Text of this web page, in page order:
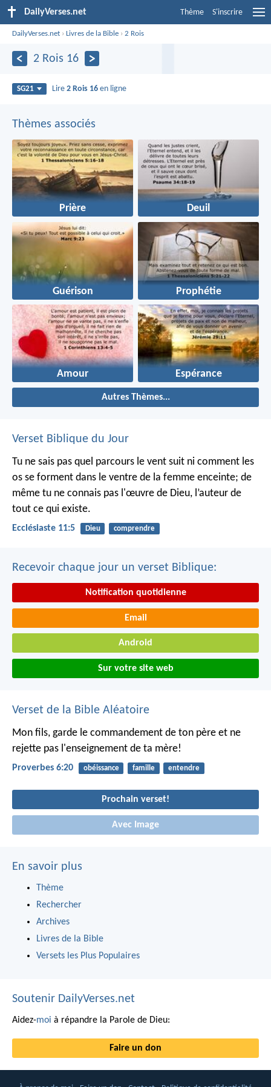
DailyVerses.net Thème S'inscrire
DailyVerses.net ›Livres de la Bible ›2 Rois
2 Rois 16
SG21 Lire2 Rois 16 en ligne
Thèmes associés
Prière Deuil
Guérison Prophétie
Amour Espérance
Autres Thèmes...
Verset Biblique du Jour
Tu ne sais pas quel parcours le vent suit ni comment les
os se forment dans le ventre de la femme enceinte; de
même tu ne connais pas l'œuvre de Dieu, l’auteur de
tout ce qui existe.
Ecclésiaste 11:5 Dieu comprendre
Recevoir chaque jour un verset Biblique:
Notification quotidienne
Email
Android
Sur votre site web
Verset de la Bible Aléatoire
Mon fils, garde le commandement de ton père et ne
rejette pas l'enseignement de ta mère!
Proverbes 6:20 obéissance famille entendre
Prochain verset!
Avec Image
En savoir plus
Thème
Rechercher
Archives
Livres de la Bible
Versets les Plus Populaires
Soutenir DailyVerses.net
Aidez-moi à répandre la Parole de Dieu:
Faire un don